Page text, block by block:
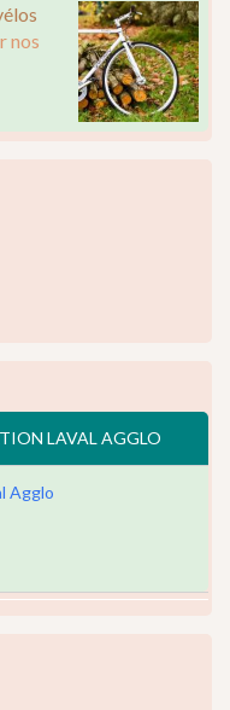
nos
LAVAL AGGLO
Agglo